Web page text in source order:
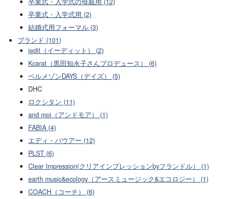
卒業式・入学式用 (2)
結婚式用フォーマル (3)
ブランド (101)
iedit（イーディット） (2)
Kcarat（黒田知永子さんプロデュース） (6)
ベルメゾンDAYS（デイズ） (5)
DHC
ロクシタン (11)
and moi（アンドモア） (1)
FABIA (4)
エディ・バウアー (12)
PLST (6)
Clear Impression(クリアインプレッションbyフランドル） (1)
earth music&ecology（アースミュージック&エコロジー） (1)
COACH（コーチ） (6)